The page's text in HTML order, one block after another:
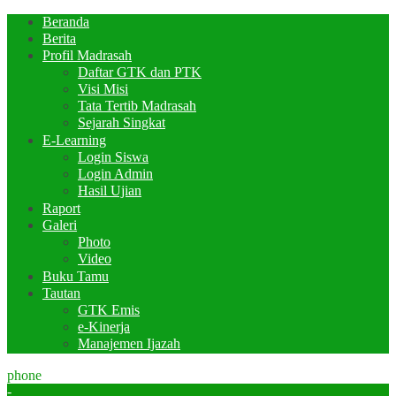
Beranda
Berita
Profil Madrasah
Daftar GTK dan PTK
Visi Misi
Tata Tertib Madrasah
Sejarah Singkat
E-Learning
Login Siswa
Login Admin
Hasil Ujian
Raport
Galeri
Photo
Video
Buku Tamu
Tautan
GTK Emis
e-Kinerja
Manajemen Ijazah
phone
-